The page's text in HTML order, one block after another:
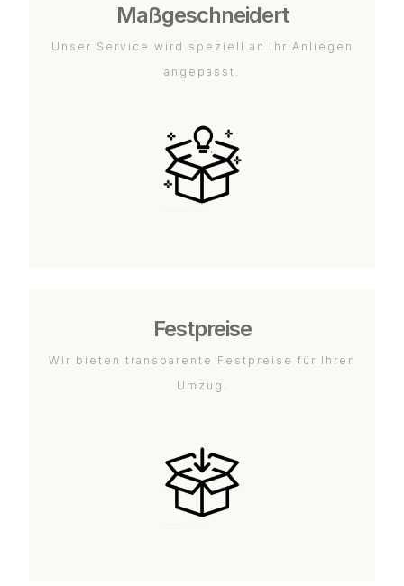
Maßgeschneidert
Unser Service wird speziell an Ihr Anliegen
angepasst.
Festpreise
Wir bieten transparente Festpreise für Ihren
Umzug.